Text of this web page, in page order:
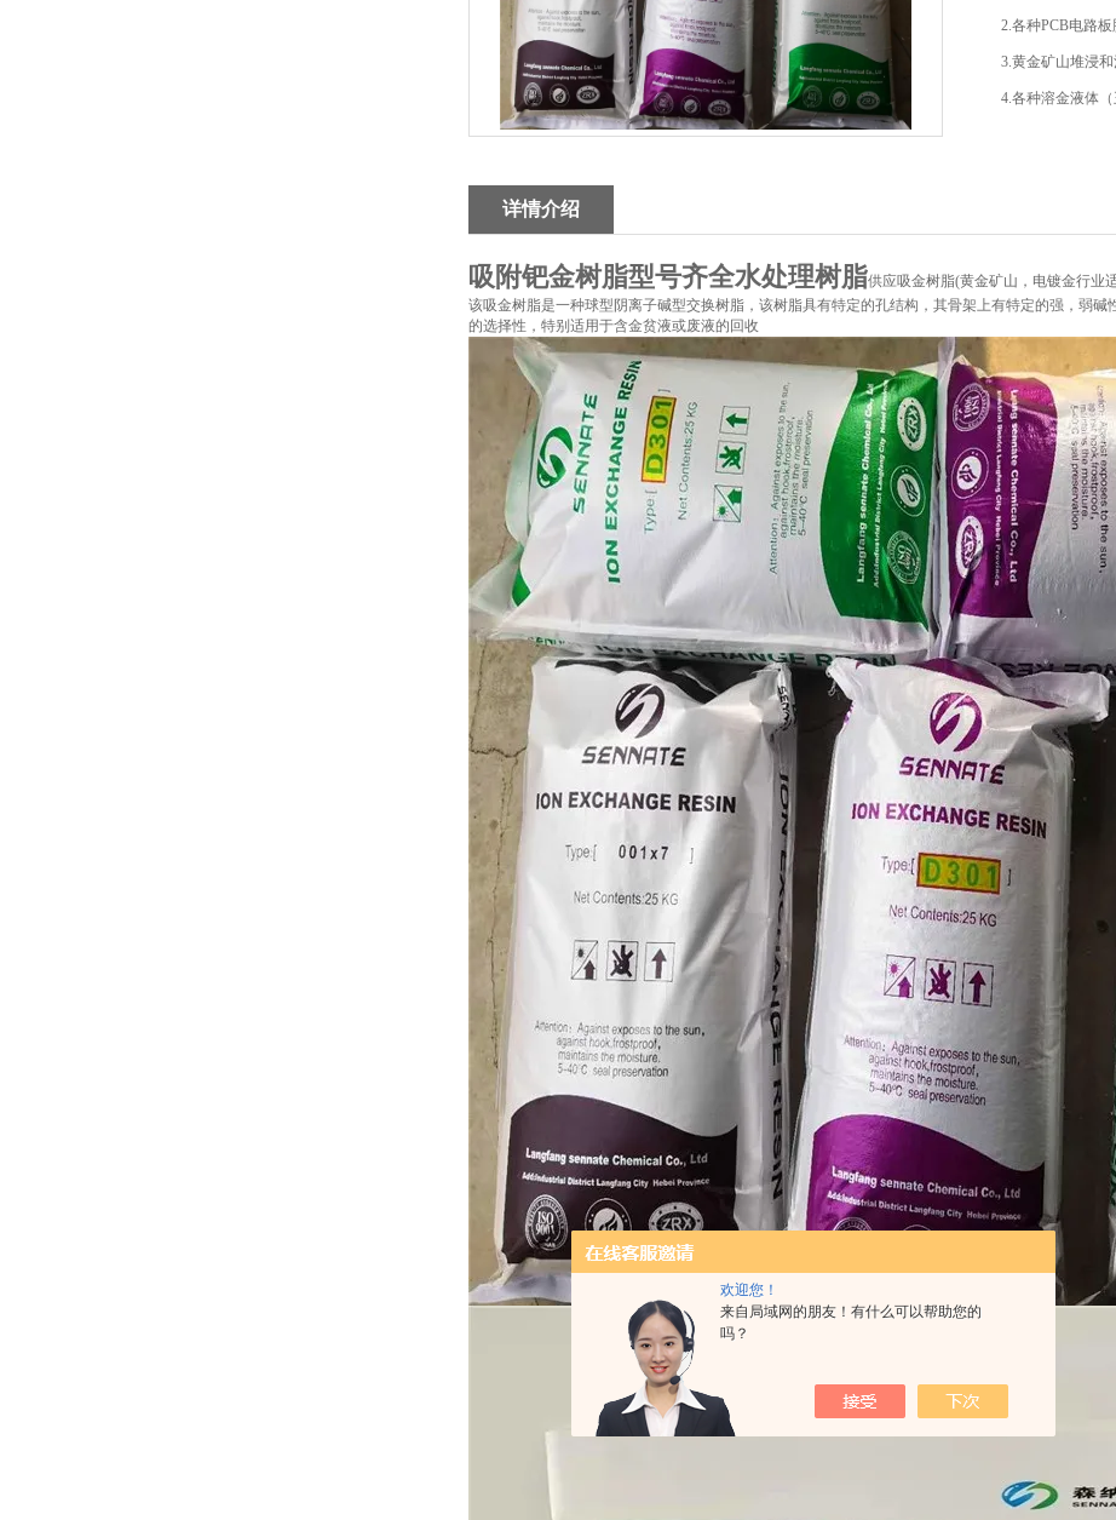
欢迎您！
来自局域网的朋友！有什么可以帮助您的
吗？
2.各种PCB电路
3.黄金矿山堆浸
4.各种溶金液体
详情介绍
吸附钯金树脂型号齐全水处理树脂供应吸金树脂(黄金矿山，电镀金行业
该吸金树脂是一种球型阴离子碱型交换树脂，该树脂具有特定的孔结构，其骨架上有特定的强，弱
的选择性，特别适用于含金贫液或废液的回收